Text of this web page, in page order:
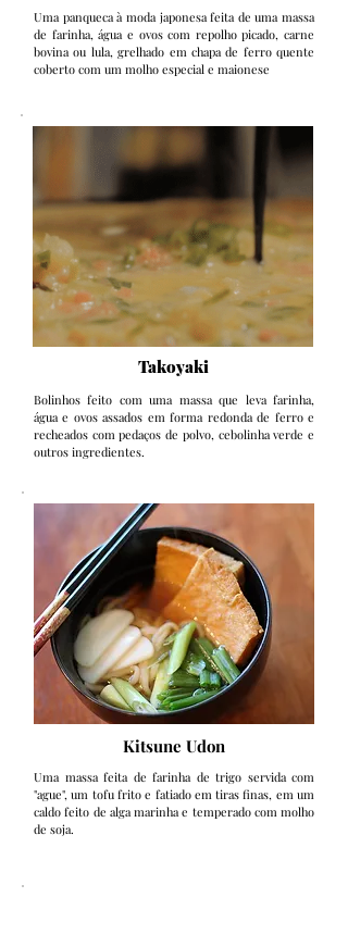
Uma panqueca à moda japonesa feita de uma massa
de farinha, água e ovos com repolho picado, carne
bovina ou lula, grelhado em chapa de ferro quente
coberto com um molho especial e maionese
Takoyaki
Bolinhos feito com uma massa que leva farinha,
água e ovos assados em forma redonda de ferro e
recheados com pedaços de polvo, cebolinha verde e
outros ingredientes.
Kitsune Udon
Uma massa feita de farinha de trigo servida com
"ague", um tofu frito e fatiado em tiras finas, em um
caldo feito de alga marinha e temperado com molho
de soja.